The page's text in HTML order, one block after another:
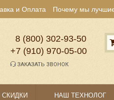
и Оплата Почему мы
8 (800) 302‑93‑50
+7 (910) 970‑05‑00
ЗАКАЗАТЬ ЗВОНОК
НАШ ТЕХНОЛОГ